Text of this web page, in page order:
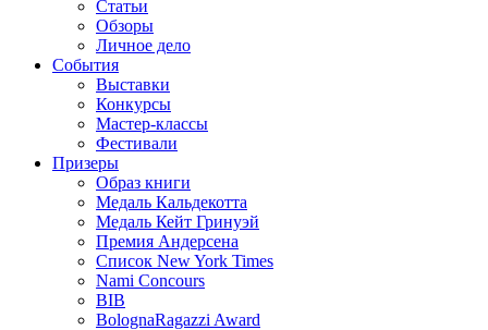
Статьи
Обзоры
Личное дело
События
Выставки
Конкурсы
Мастер-классы
Фестивали
Призеры
Образ книги
Медаль Кальдекотта
Медаль Кейт Гринуэй
Премия Андерсена
Список New York Times
Nami Concours
BIB
BolognaRagazzi Award